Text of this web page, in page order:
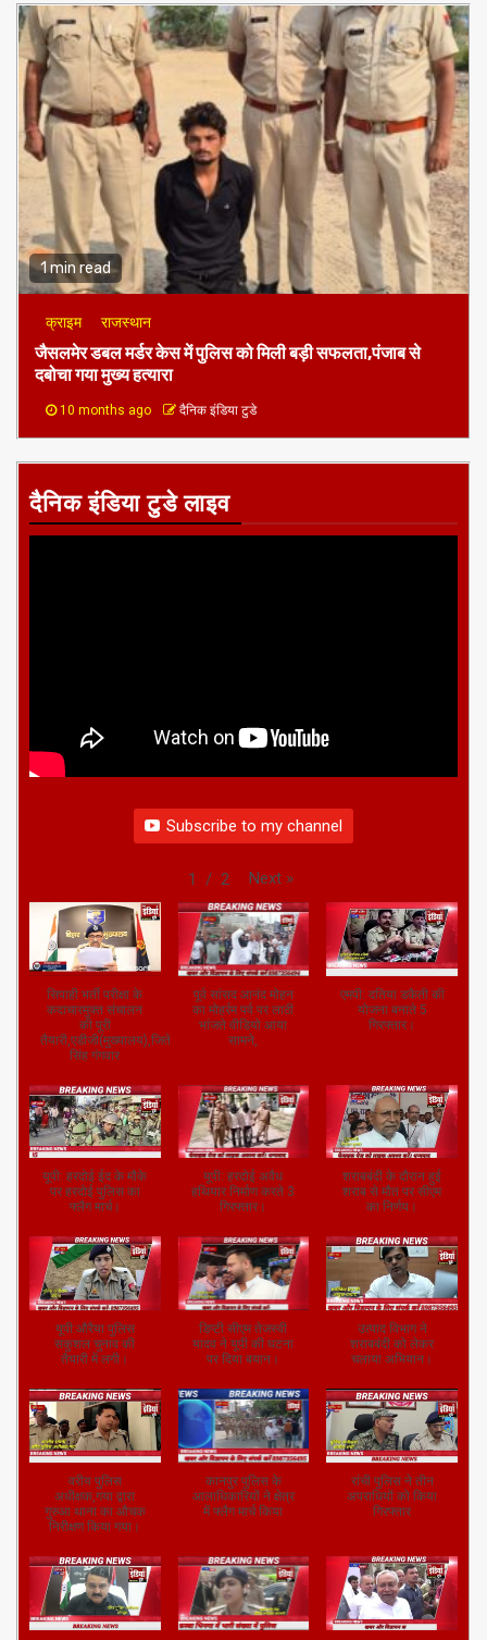
1 min read
क्राइम राजस्थान
जैसलमेर डबल मर्डर केस में पुलिस को मिली बड़ी सफलता,पंजाब से
दबोचा गया मुख्य हत्यारा
10 months ago दैनिक इंडिया टुडे
दैनिक इंडिया टुडे लाइव
Subscribe to my channel
1 / 2 Next »
सिपाही भर्ती परीक्षा के
कदाचारमुक्त संचालन
की पूरी
तैयारी,एडीजी(मुख्यालय),जितेंद्र
सिंह गंगवार
पूर्व सांसद आनंद मोहन
का मोहर्रम पर्व पर लाठी
भांजते वीडियो आया
सामने,
एमपी: दतिया डकैती की
योजना बनाते 5
गिरफ्तार।
यूपी: हरदोई ईद के मौके
पर हरदोई पुलिस का
फ्लैग मार्च।
यूपी: हरदोई अवैध
हथियार निर्माण करते 3
गिरफ्तार।
शराबबंदी के दौरान हुई
शराब से मौत पर सीएम
का निर्णय।
यूपी:औरैया पुलिस
सकुशल चुनाव की
तैयारी में लगी।
डिप्टी सीएम तेजस्वी
यादव ने यूपी की घटना
पर दिया बयान।
उत्पाद विभाग ने
शराबबंदी को लेकर
चलाया अभियान।
वरीय पुलिस
अधीक्षक,गया द्वारा
गुरुआ थाना का औचक
निरीक्षण किया गया।
कानपुर पुलिस के
आलाधिकारियों ने क्षेत्र
में फ्लैग मार्च किया
रांची पुलिस ने तीन
अपराधियों को किया
गिरफ्तार